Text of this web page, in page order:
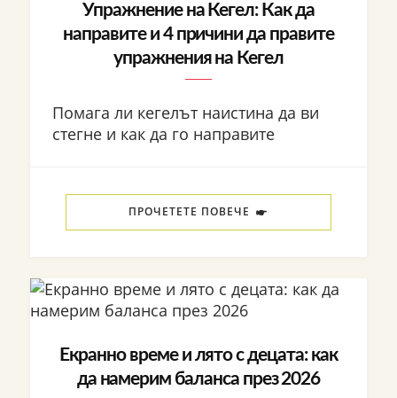
Упражнение на Кегел: Как да
направите и 4 причини да правите
упражнения на Кегел
Помага ли кегелът наистина да ви
стегне и как да го направите
ПРОЧЕТЕТЕ ПОВЕЧЕ
Екранно време и лято с децата: как
да намерим баланса през 2026